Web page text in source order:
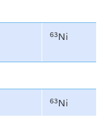
63Ni
63Ni